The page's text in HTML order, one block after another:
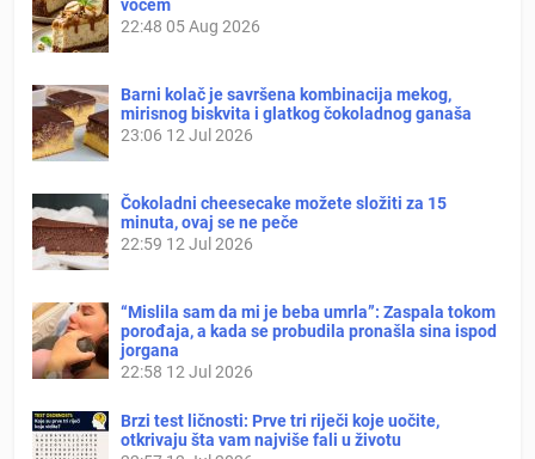
voćem
22:48 05 Aug 2026
Barni kolač je savršena kombinacija mekog,
mirisnog biskvita i glatkog čokoladnog ganaša
23:06 12 Jul 2026
Čokoladni cheesecake možete složiti za 15
minuta, ovaj se ne peče
22:59 12 Jul 2026
“Mislila sam da mi je beba umrla”: Zaspala tokom
porođaja, a kada se probudila pronašla sina ispod
jorgana
22:58 12 Jul 2026
Brzi test ličnosti: Prve tri riječi koje uočite,
otkrivaju šta vam najviše fali u životu